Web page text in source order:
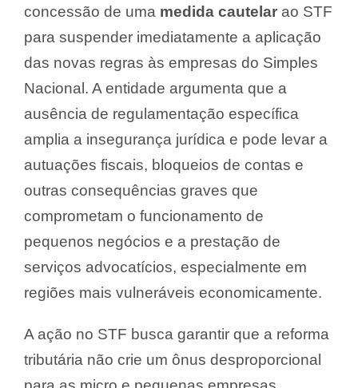
concessão de uma medida cautelar ao STF
para suspender imediatamente a aplicação
das novas regras às empresas do Simples
Nacional. A entidade argumenta que a
ausência de regulamentação específica
amplia a insegurança jurídica e pode levar a
autuações fiscais, bloqueios de contas e
outras consequências graves que
comprometam o funcionamento de
pequenos negócios e a prestação de
serviços advocatícios, especialmente em
regiões mais vulneráveis economicamente.
A ação no STF busca garantir que a reforma
tributária não crie um ônus desproporcional